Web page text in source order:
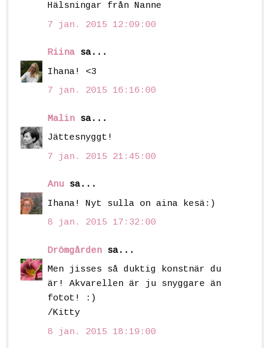
Hälsningar från Nanne
7 jan. 2015 12:09:00
Riina sa...
Ihana! <3
7 jan. 2015 16:16:00
Malin sa...
Jättesnyggt!
7 jan. 2015 21:45:00
Anu sa...
Ihana! Nyt sulla on aina kesä:)
8 jan. 2015 17:32:00
Drömgården sa...
Men jisses så duktig konstnär du
är! Akvarellen är ju snyggare än
fotot! :)
/Kitty
8 jan. 2015 18:19:00